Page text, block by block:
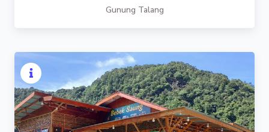
Gunung Talang